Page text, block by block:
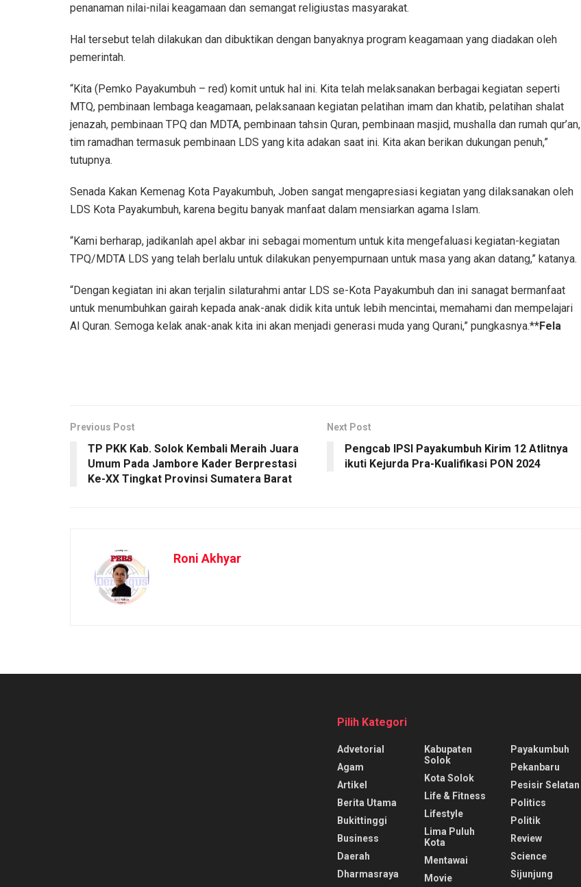
penanaman nilai-nilai keagamaan dan semangat religiustas masyarakat.
Hal tersebut telah dilakukan dan dibuktikan dengan banyaknya program keagamaan yang diadakan oleh
pemerintah.
“Kita (Pemko Payakumbuh – red) komit untuk hal ini. Kita telah melaksanakan berbagai kegiatan seperti
MTQ, pembinaan lembaga keagamaan, pelaksanaan kegiatan pelatihan imam dan khatib, pelatihan shalat
jenazah, pembinaan TPQ dan MDTA, pembinaan tahsin Quran, pembinaan masjid, mushalla dan rumah qur’an,
tim ramadhan termasuk pembinaan LDS yang kita adakan saat ini. Kita akan berikan dukungan penuh,”
tutupnya.
Senada Kakan Kemenag Kota Payakumbuh, Joben sangat mengapresiasi kegiatan yang dilaksanakan oleh
LDS Kota Payakumbuh, karena begitu banyak manfaat dalam mensiarkan agama Islam.
“Kami berharap, jadikanlah apel akbar ini sebagai momentum untuk kita mengefaluasi kegiatan-kegiatan
TPQ/MDTA LDS yang telah berlalu untuk dilakukan penyempurnaan untuk masa yang akan datang,” katanya.
“Dengan kegiatan ini akan terjalin silaturahmi antar LDS se-Kota Payakumbuh dan ini sanagat bermanfaat
untuk menumbuhkan gairah kepada anak-anak didik kita untuk lebih mencintai, memahami dan mempelajari
Al Quran. Semoga kelak anak-anak kita ini akan menjadi generasi muda yang Qurani,” pungkasnya.**Fela
Previous Post
TP PKK Kab. Solok Kembali Meraih Juara
Umum Pada Jambore Kader Berprestasi
Ke-XX Tingkat Provinsi Sumatera Barat
Next Post
Pengcab IPSI Payakumbuh Kirim 12 Atlitnya
ikuti Kejurda Pra-Kualifikasi PON 2024
Roni Akhyar
Pilih Kategori
Advetorial
Agam
Artikel
Berita Utama
Bukittinggi
Business
Daerah
Dharmasraya
Kabupaten
Solok
Kota Solok
Life & Fitness
Lifestyle
Lima Puluh
Kota
Mentawai
Movie
Payakumbuh
Pekanbaru
Pesisir Selatan
Politics
Politik
Review
Science
Sijunjung